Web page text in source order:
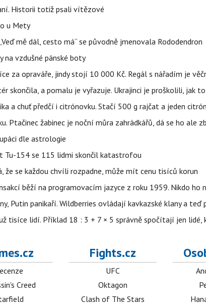
Historii totiž psali vítězové
u Mety
mě dál, cesto má“ se původně jmenovala Rododendron
na vzdušné pánské boty
za opraváře, jindy stojí 10 000 Kč. Regál s nářadím je
skončila, a pomalu je vyřazuje. Ukrajinci je proškolili, jak to
a chuť předčí i citrónovku. Stačí 500 g rajčat a jeden citrón
Ptačinec žabinec je noční můra zahrádkářů, dá se ho ale
dle astrologie
Tu-154 se 115 lidmi skončil katastrofou
že se každou chvíli rozpadne, může mít cenu tisíců korun
běží na programovacím jazyce z roku 1959. Nikdo ho
Putin panikaří. Wildberries ovládají kavkazské klany a teď
tisíce lidí. Příklad 18 : 3 + 7 × 5 správně spočítají jen
Creed
Fights.cz
UFC
Oktagon
Clash of The Stars